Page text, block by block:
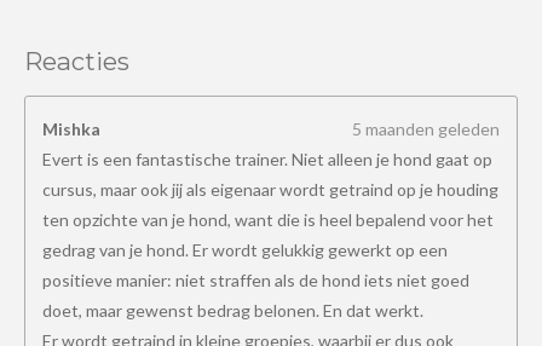
Reacties
Mishka
5 maanden geleden
Evert is een fantastische trainer. Niet alleen je hond gaat op
cursus, maar ook jij als eigenaar wordt getraind op je houding
ten opzichte van je hond, want die is heel bepalend voor het
gedrag van je hond. Er wordt gelukkig gewerkt op een
positieve manier: niet straffen als de hond iets niet goed
doet, maar gewenst bedrag belonen. En dat werkt.
Er wordt getraind in kleine groepjes, waarbij er dus ook